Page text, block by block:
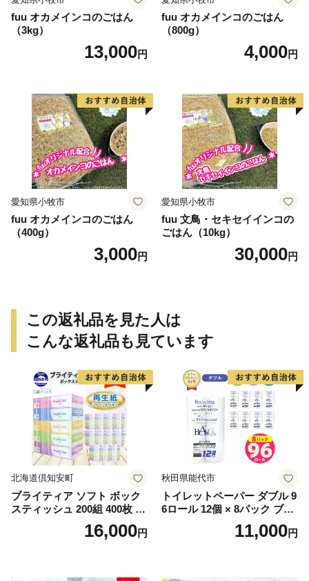
fuu オカメインコのごはん
（3kg）
13,000円
fuu オカメインコのごはん
（800g）
4,000円
愛知県小牧市
fuu オカメインコのごはん
（400g）
3,000円
愛知県小牧市
fuu 文鳥・セキセイインコの
ごはん（10kg）
30,000円
この返礼品を見た人は
こんな返礼品も見ています
北海道倶知安町
ブライティア ソフト ボック
スティッシュ 200組 400枚 60
箱 日本製 まとめ買い ティッ
シュ リサイクル 長持 防災 常
倶知安町 日用品
16,000円
秋田県能代市
トイレットペーパー ダブル 9
6ロール 12個 × 8パック ブラ
ンカ 再生紙 100％ 芯あり 日
用品 消耗品 無香料 生活用品
11,000円